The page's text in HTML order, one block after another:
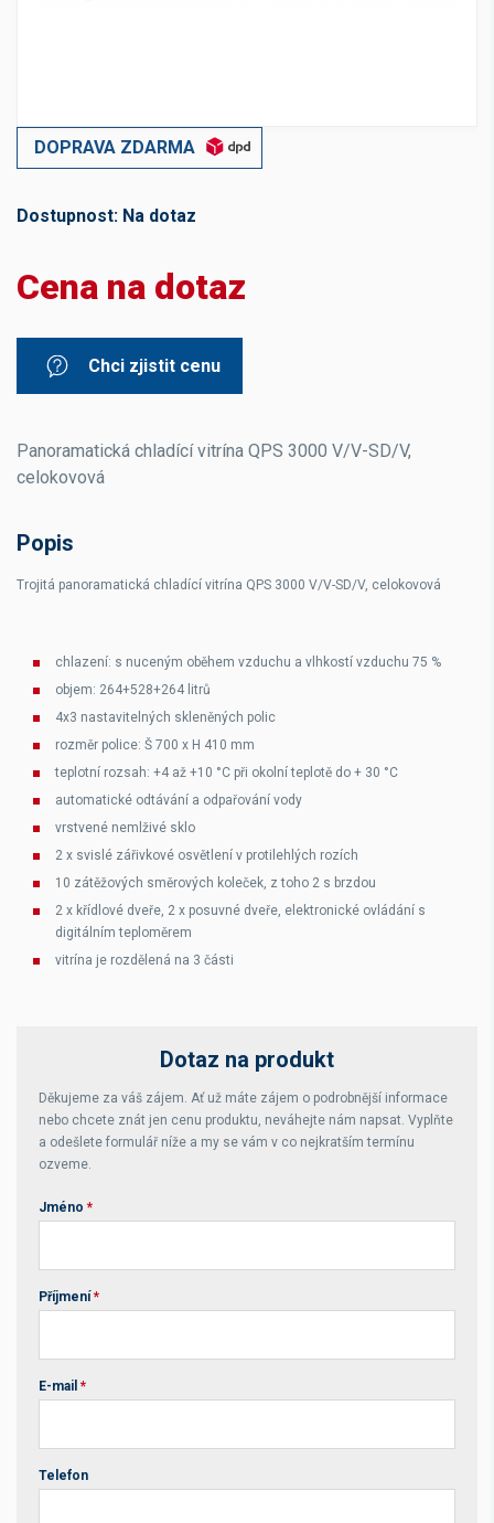
DOPRAVA ZDARMA
Dostupnost: Na dotaz
Cena na dotaz
Chci zjistit cenu
Panoramatická chladící vitrína QPS 3000 V/V-SD/V,
celokovová
Popis
Trojitá panoramatická chladící vitrína QPS 3000 V/V-SD/V, celokovová
chlazení: s nuceným oběhem vzduchu a vlhkostí vzduchu 75 %
objem: 264+528+264 litrů
4x3 nastavitelných skleněných polic
rozměr police: Š 700 x H 410 mm
teplotní rozsah: +4 až +10 °C při okolní teplotě do + 30 °C
automatické odtávání a odpařování vody
vrstvené nemlživé sklo
2 x svislé zářivkové osvětlení v protilehlých rozích
10 zátěžových směrových koleček, z toho 2 s brzdou
2 x křídlové dveře, 2 x posuvné dveře, elektronické ovládání s
digitálním teploměrem
vitrína je rozdělená na 3 části
Dotaz na produkt
Děkujeme za váš zájem. Ať už máte zájem o podrobnější informace
nebo chcete znát jen cenu produktu, neváhejte nám napsat. Vyplňte
a odešlete formulář níže a my se vám v co nejkratším termínu
ozveme.
Jméno *
Příjmení *
E-mail *
Telefon